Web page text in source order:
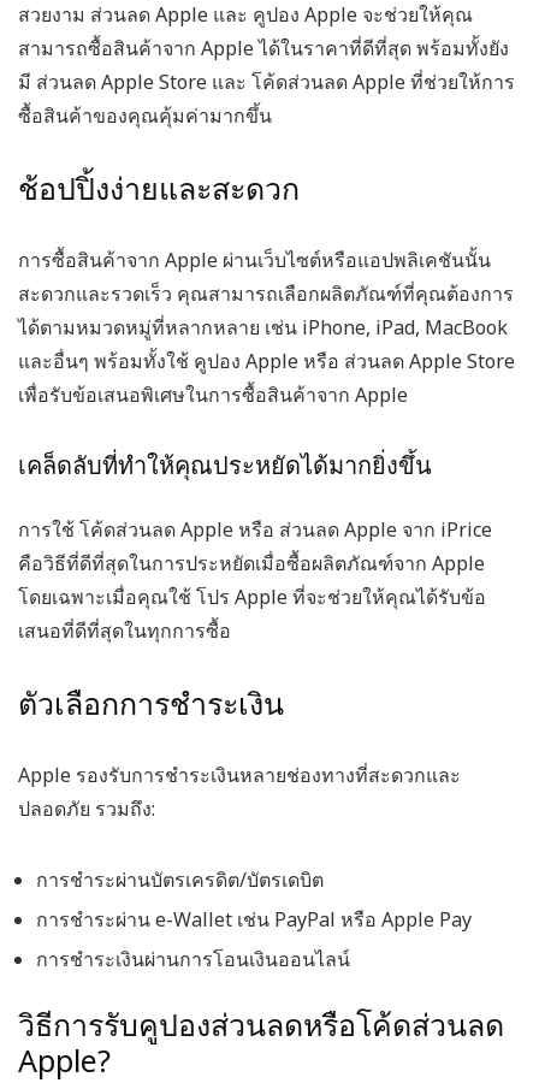
สวยงาม ส่วนลด Apple และ คูปอง Apple จะช่วยให้คุณ
สามารถซื้อสินค้าจาก Apple ได้ในราคาที่ดีที่สุด พร้อมทั้งยัง
มี ส่วนลด Apple Store และ โค้ดส่วนลด Appleที่ช่วยให้การ
ซื้อสินค้าของคุณคุ้มค่ามากขึ้น
ช้อปปิ้งง่ายและสะดวก
การซื้อสินค้าจาก Apple ผ่านเว็บไซต์หรือแอปพลิเคชันนั้น
สะดวกและรวดเร็ว คุณสามารถเลือกผลิตภัณฑ์ที่คุณต้องการ
ได้ตามหมวดหมู่ที่หลากหลาย เช่น iPhone, iPad, MacBook
และอื่นๆ พร้อมทั้งใช้ คูปอง Appleหรือ ส่วนลด Apple Store
เพื่อรับข้อเสนอพิเศษในการซื้อสินค้าจาก Apple
เคล็ดลับที่ทำให้คุณประหยัดได้มากยิ่งขึ้น
การใช้โค้ดส่วนลด Appleหรือ ส่วนลด Apple จาก iPrice
คือวิธีที่ดีที่สุดในการประหยัดเมื่อซื้อผลิตภัณฑ์จาก Apple
โดยเฉพาะเมื่อคุณใช้โปร Appleที่จะช่วยให้คุณได้รับข้อ
เสนอที่ดีที่สุดในทุกการซื้อ
ตัวเลือกการชำระเงิน
Apple รองรับการชำระเงินหลายช่องทางที่สะดวกและ
ปลอดภัย รวมถึง:
การชำระผ่านบัตรเครดิต/บัตรเดบิต
การชำระผ่าน e-Wallet เช่น PayPal หรือ Apple Pay
การชำระเงินผ่านการโอนเงินออนไลน์
วิธีการรับคูปองส่วนลดหรือโค้ดส่วนลด
Apple?